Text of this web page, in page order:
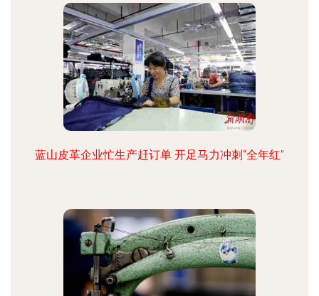
蓝山皮革企业忙生产赶订单 开足马力冲刺“全年红”